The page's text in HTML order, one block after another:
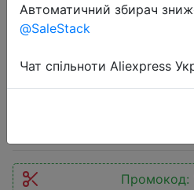
с 3 сменными
SG915, 360
Промокод:
Автоматичний збирач
@SaleStack
Чат спільноти Aliexpress